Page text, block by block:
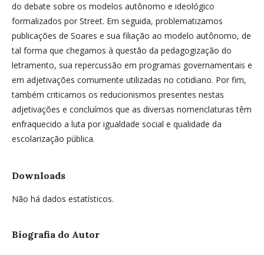
do debate sobre os modelos autônomo e ideológico
formalizados por Street. Em seguida, problematizamos
publicações de Soares e sua filiação ao modelo autônomo, de
tal forma que chegamos à questão da pedagogização do
letramento, sua repercussão em programas governamentais e
em adjetivações comumente utilizadas no cotidiano. Por fim,
também criticamos os reducionismos presentes nestas
adjetivações e concluímos que as diversas nomenclaturas têm
enfraquecido a luta por igualdade social e qualidade da
escolarização pública.
Downloads
Não há dados estatísticos.
Biografia do Autor